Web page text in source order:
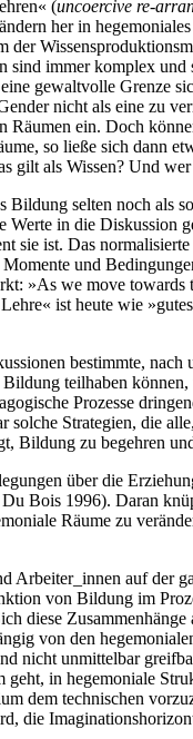
(uncoercive re-
her in
immer komplex
gewaltvolle Grenze
nicht als eine zu
ein. Doch
so ließe sich dann
gilt als Wissen? Und
selten noch als
in die Diskussion
ist. Das
und
»As we move
ist heute wie
bestimmte,
teilhaben
Prozesse
Strategien, die
Bildung zu begehren
über die
Bois 1996). Daran
Räume zu
auf der
von Bildung im
diese
von den
nicht unmittelbar
in hegemoniale
dem technischen
die